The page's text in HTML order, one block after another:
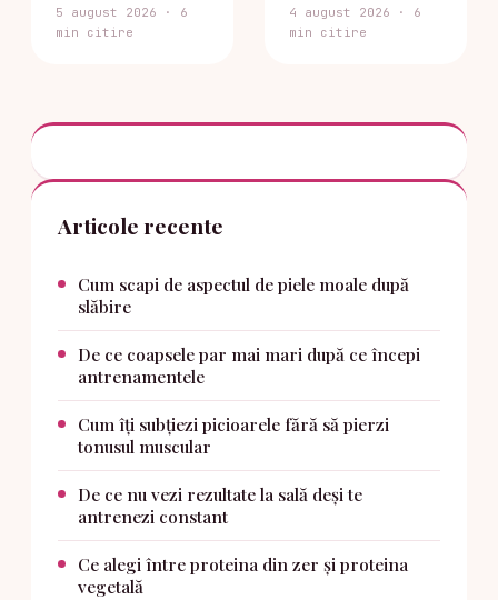
5 august 2026 · 6
min citire
4 august 2026 · 6
min citire
Articole recente
Cum scapi de aspectul de piele moale după
slăbire
De ce coapsele par mai mari după ce începi
antrenamentele
Cum îți subțiezi picioarele fără să pierzi
tonusul muscular
De ce nu vezi rezultate la sală deși te
antrenezi constant
Ce alegi între proteina din zer și proteina
vegetală